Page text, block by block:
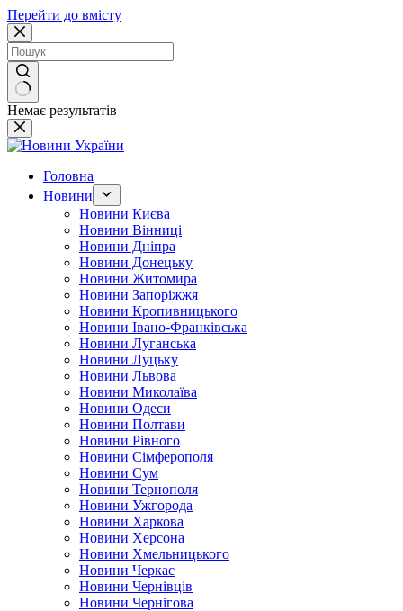
Перейти до вмісту
Немає результатів
Головна
Новини
Новини Києва
Новини Вінниці
Новини Дніпра
Новини Донецьку
Новини Житомира
Новини Запоріжжя
Новини Кропивницького
Новини Івано-Франківська
Новини Луганська
Новини Луцьку
Новини Львова
Новини Миколаїва
Новини Одеси
Новини Полтави
Новини Рівного
Новини Сімферополя
Новини Сум
Новини Тернополя
Новини Ужгорода
Новини Харкова
Новини Херсона
Новини Хмельницького
Новини Черкас
Новини Чернівців
Новини Чернігова